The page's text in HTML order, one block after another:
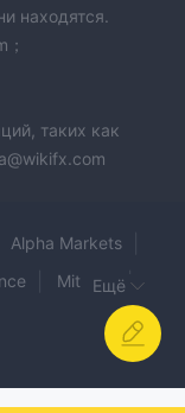
находятся.
таких как
Alpha Markets
Mitrade
Limited
Ещё